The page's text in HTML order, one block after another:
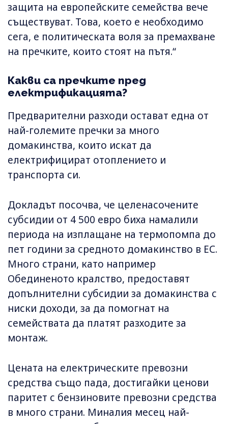
защита на европейските семейства вече
съществуват. Това, което е необходимо
сега, е политическата воля за премахване
на пречките, които стоят на пътя.“
Какви са пречките пред
електрификацията?
Предварителни разходи остават една от
най-големите пречки за много
домакинства, които искат да
електрифицират отоплението и
транспорта си.
Докладът посочва, че целенасочените
субсидии от 4 500 евро биха намалили
периода на изплащане на термопомпа до
пет години за средното домакинство в ЕС.
Много страни, като например
Обединеното кралство, предоставят
допълнителни субсидии за домакинства с
ниски доходи, за да помогнат на
семействата да платят разходите за
монтаж.
Цената на електрическите превозни
средства също пада, достигайки ценови
паритет с бензиновите превозни средства
в много страни. Миналия месец най-